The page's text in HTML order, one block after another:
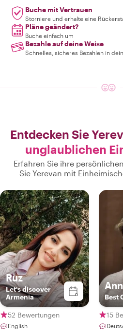
Buche mit Vertrauen
Storniere und erhalte eine
Pläne geändert?
Buche einfach um
Bezahle auf deine Weise
Schnelles, sicheres Bezahlen in
Entdecken Sie
unglaublichen
Erfahren Sie ihre
Sie Yerevan mit
Ruz
Let's discover
Armenia
52 Bewertungen
English
Best
15